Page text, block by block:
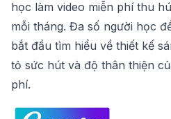
học làm video miễn phí thu
mỗi tháng. Đa số người học
bắt đầu tìm hiểu về thiết kế
tỏ sức hút và độ thân thiện
phí.